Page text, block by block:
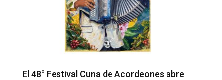
Barranquilla realizará el concierto ‘Capital